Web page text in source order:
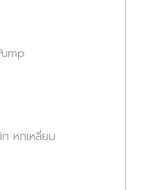
หกเหลี่ยม